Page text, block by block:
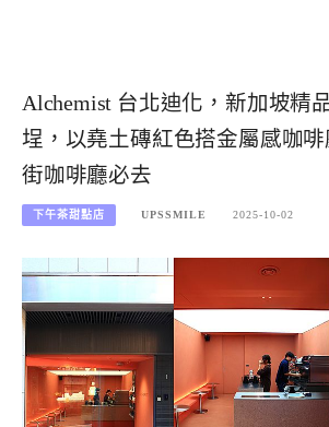
Alchemist 台北迪化，新加坡精
埕，以堯土磚紅色搭金屬感咖
街咖啡廳必去
下午茶甜點店 UPSSMILE 2025-10-02